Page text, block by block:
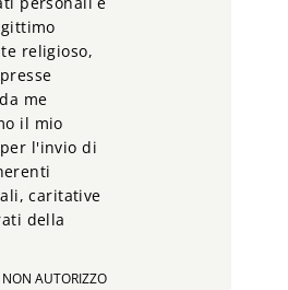
religioso,
da me
il mio
l'invio di
caritative
della
NON AUTORIZZO